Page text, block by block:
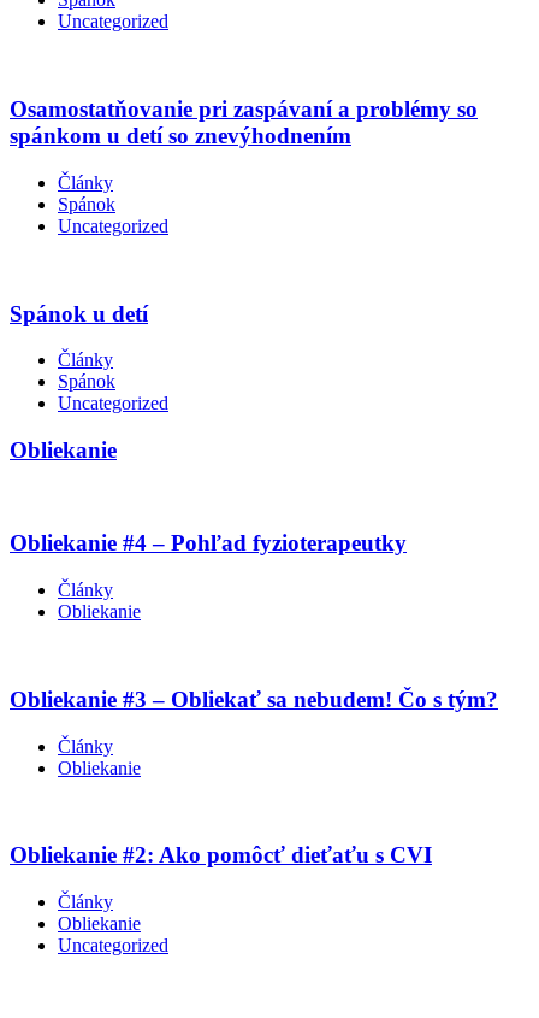
Uncategorized
Osamostatňovanie pri zaspávaní a problémy so
spánkom u detí so znevýhodnením
Články
Spánok
Uncategorized
Spánok u detí
Články
Spánok
Uncategorized
Obliekanie
Obliekanie #4 – Pohľad fyzioterapeutky
Články
Obliekanie
Obliekanie #3 – Obliekať sa nebudem! Čo s tým?
Články
Obliekanie
Obliekanie #2: Ako pomôcť dieťaťu s CVI
Články
Obliekanie
Uncategorized